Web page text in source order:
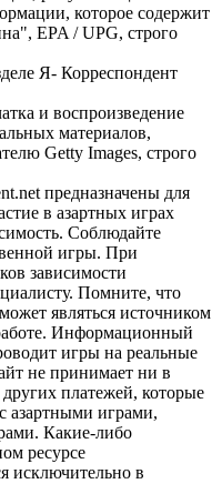
которое содержит
EPA / UPG, строго
Я- Корреспондент
и воспроизведение
материалов,
Getty Images, строго
предназначены для
в азартных играх
Соблюдайте
игры. При
зависимости
Помните, что
являться источником
Информационный
игры на реальные
не принимает ни в
платежей, которые
азартными играми,
Какие-либо
ресурсе
исключительно в